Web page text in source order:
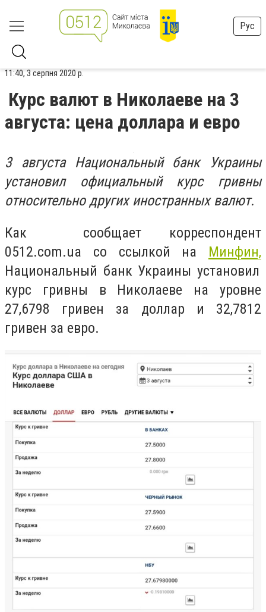
Рус
11:40, 3 серпня 2020 р.
Курс валют в Николаеве на 3
августа: цена доллара и евро
3 августа Национальный банк Украины
установил официальный курс гривны
относительно других иностранных валют.
Как сообщает корреспондент
0512.com.ua со ссылкой на Минфин,
Национальный банк Украины установил
курс гривны в Николаеве на уровне
27,6798 гривен за доллар и 32,7812
гривен за евро.